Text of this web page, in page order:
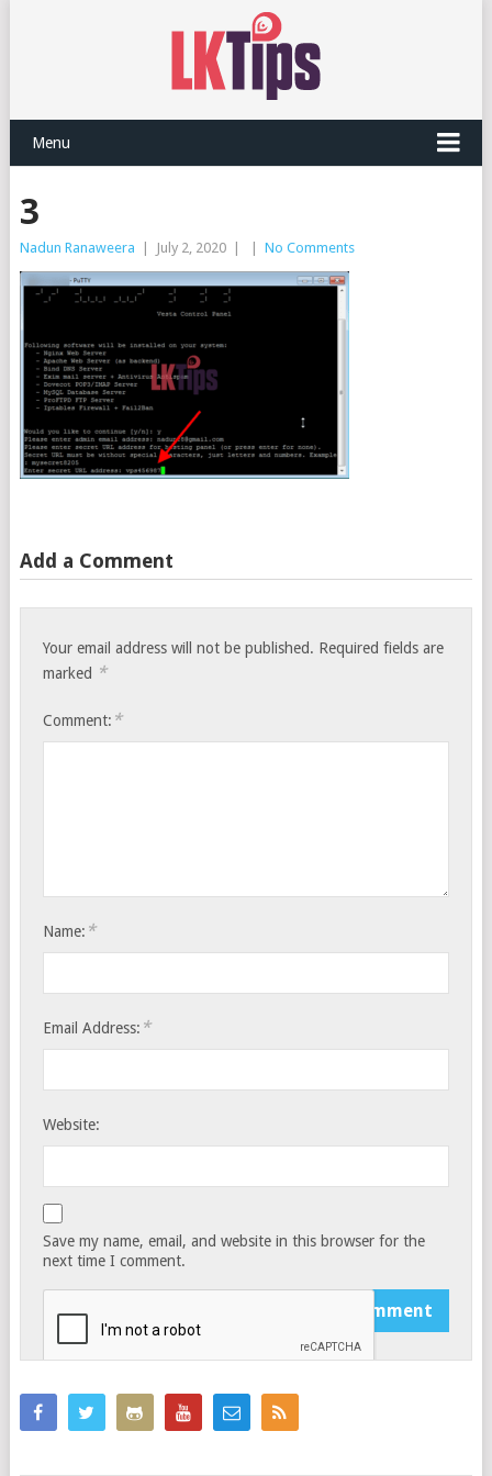
Menu
3
Nadun Ranaweera July 2, 2020 No Comments
Add a Comment
Your email address will not be published. Required fields are
marked *
Comment: *
Name: *
Email Address: *
Website:
Save my name, email, and website in this browser for the
next time I comment.